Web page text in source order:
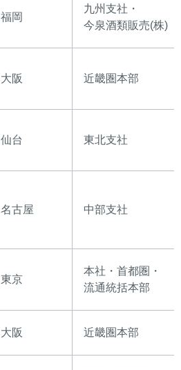
福岡
九州支社・
今泉酒類販売(株)
大阪 近畿圏本部
仙台 東北支社
名古屋 中部支社
東京
本社・首都圏・
流通統括本部
大阪 近畿圏本部